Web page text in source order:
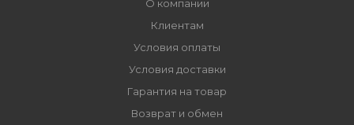
О компании
Клиентам
Условия оплаты
Условия доставки
Гарантия на товар
Возврат и обмен